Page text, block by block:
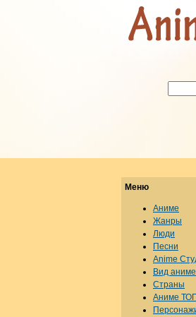
Меню
Аниме
Жанры
Люди
Песни
Anime
Вид аниме
Страны
Аниме